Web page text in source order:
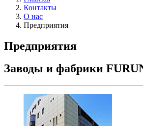
Контакты
О нас
Предприятия
Предприятия
Заводы и фабрики